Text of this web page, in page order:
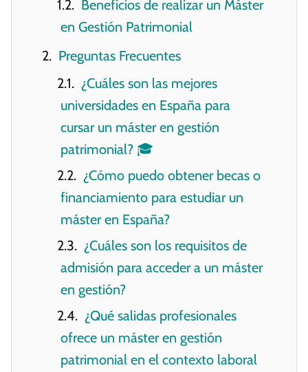
Beneficios de realizar un Máster
en Gestión Patrimonial
Preguntas Frecuentes
¿Cuáles son las mejores
universidades en España para
cursar un máster en gestión
patrimonial? 🎓
¿Cómo puedo obtener becas o
financiamiento para estudiar un
máster en España?
¿Cuáles son los requisitos de
admisión para acceder a un máster
en gestión?
¿Qué salidas profesionales
ofrece un máster en gestión
patrimonial en el contexto laboral